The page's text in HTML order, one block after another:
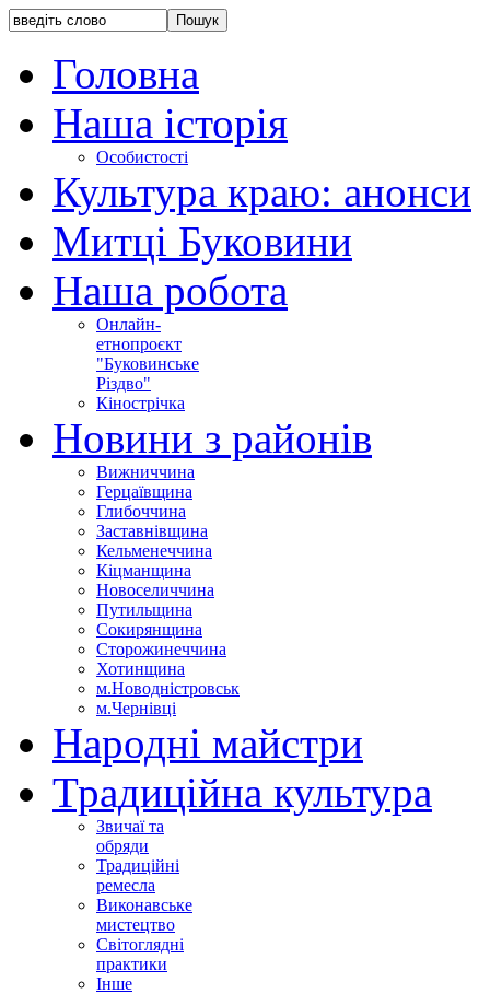
Головна
Наша історія
Особистості
Культура краю: анонси
Митці Буковини
Наша робота
Онлайн-
етнопроєкт
"Буковинське
Різдво"
Кінострічка
Новини з районів
Вижниччина
Герцаївщина
Глибоччина
Заставнівщина
Кельменеччина
Кіцманщина
Новоселиччина
Путильщина
Сокирянщина
Сторожинеччина
Хотинщина
м.Новодністровськ
м.Чернівці
Народні майстри
Традиційна культура
Звичаї та
обряди
Традиційні
ремесла
Виконавське
мистецтво
Світоглядні
практики
Інше